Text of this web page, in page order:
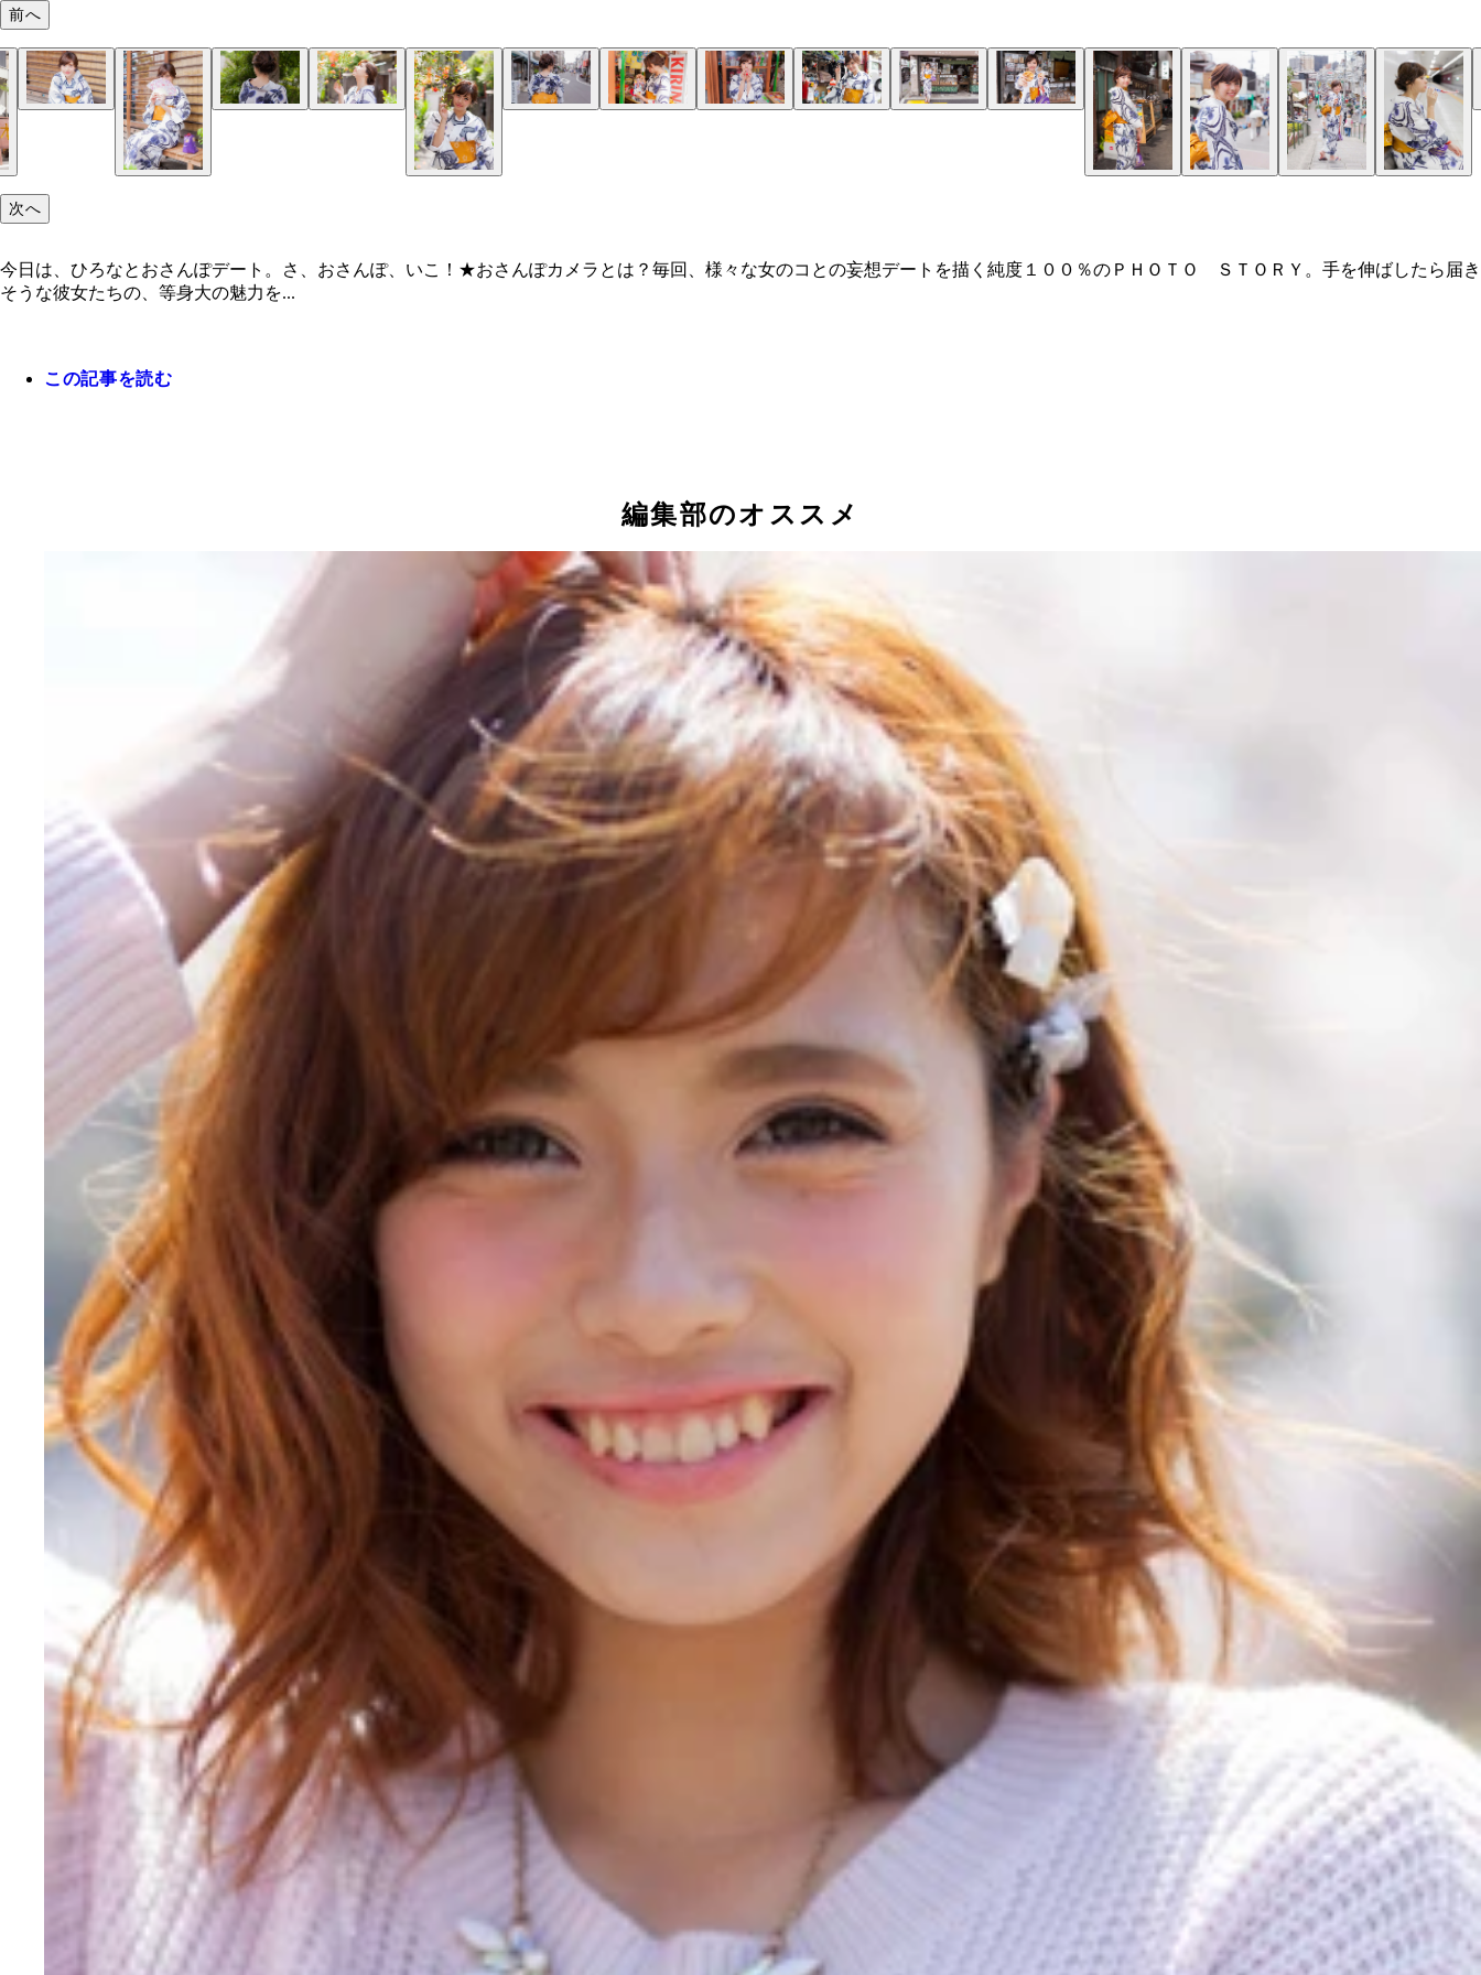
前へ
次へ
今日は、ひろなとおさんぽデート。さ、おさんぽ、いこ！★おさんぽカメラとは？毎回、様々な女のコとの妄想デートを描く純度１００％のＰＨＯＴＯ ＳＴＯＲＹ。手を伸ばしたら届き
そうな彼女たちの、等身大の魅力を...
この記事を読む
編集部のオススメ